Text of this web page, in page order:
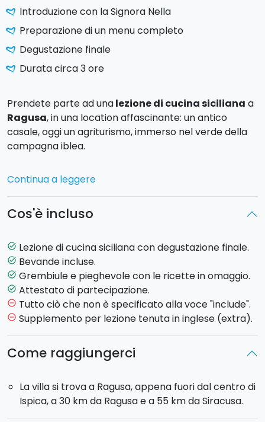
Introduzione con la Signora Nella
Preparazione di un menu completo
Degustazione finale
Durata circa 3 ore
Prendete parte ad unalezione di cucina siciliana a
Ragusa, in una location affascinante: un antico
casale, oggi un agriturismo, immerso nel verde della
campagna iblea.
Al vostro arrivo la Signora Nella vi introdurrà alla
cooking class, illustrandovi cosa preparerete e
partecipante verrà consegnato un
come ricordo della giornata.
Durante la cooking class preparerete unintero
menu siciliano, che prevederà due antipasti, un
primo, un secondo, ed un dolce. Ecco un esempio di
menù: caponata di verdure, focacce con il pomodoro
caratelli, stufato di maiale con salsiccia ed infine
cassatine di ricotta.
Al termine della cooking class, preparatevi a
degustarele prelibatezze preparate insieme
durante la giornata!
Continua a leggere
Cos'è incluso
task_alt Lezione di cucina siciliana con degustazione finale.
task_alt Bevande incluse.
task_alt Grembiule e pieghevole con le ricette in omaggio.
task_alt Attestato di partecipazione.
remove_circle_outline Tutto ciò che non è specificato alla voce "include".
remove_circle_outline Supplemento per lezione tenuta in inglese (extra).
Come raggiungerci
La villa si trova a Ragusa, appena fuori dal centro di
Ispica, a 30 km da Ragusa e a 55 km da Siracusa.